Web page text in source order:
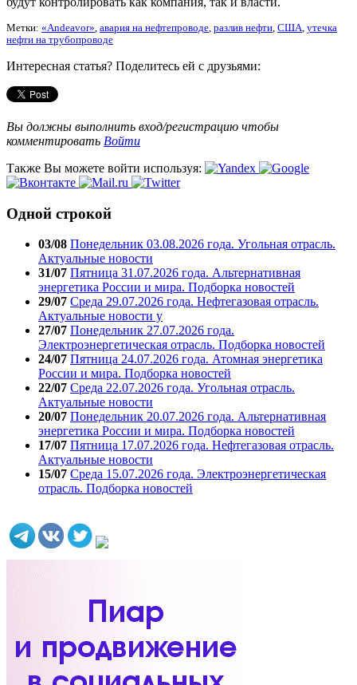
Метки: «Andeavor», авария на нефтепроводе, разлив нефти, США, утечка
нефти на трубопроводе
Интересная статья? Поделитесь ей с друзьями:
Вы должны выполнить вход/регистрацию чтобы
комментировать Войти
Также Вы можете войти используя:
Одной строкой
03/08 Понедельник 03.08.2026 года. Угольная отрасль.
Актуальные новости
31/07 Пятница 31.07.2026 года. Альтернативная
энергетика России и мира. Подборка новостей
29/07 Среда 29.07.2026 года. Нефтегазовая отрасль.
Актуальные новости у
27/07 Понедельник 27.07.2026 года.
Электроэнергетическая отрасль. Подборка новостей
24/07 Пятница 24.07.2026 года. Атомная энергетика
России и мира. Подборка новостей
22/07 Среда 22.07.2026 года. Угольная отрасль.
Актуальные новости
20/07 Понедельник 20.07.2026 года. Альтернативная
энергетика России и мира. Подборка новостей
17/07 Пятница 17.07.2026 года. Нефтегазовая отрасль.
Актуальные новости
15/07 Среда 15.07.2026 года. Электроэнергетическая
отрасль. Подборка новостей